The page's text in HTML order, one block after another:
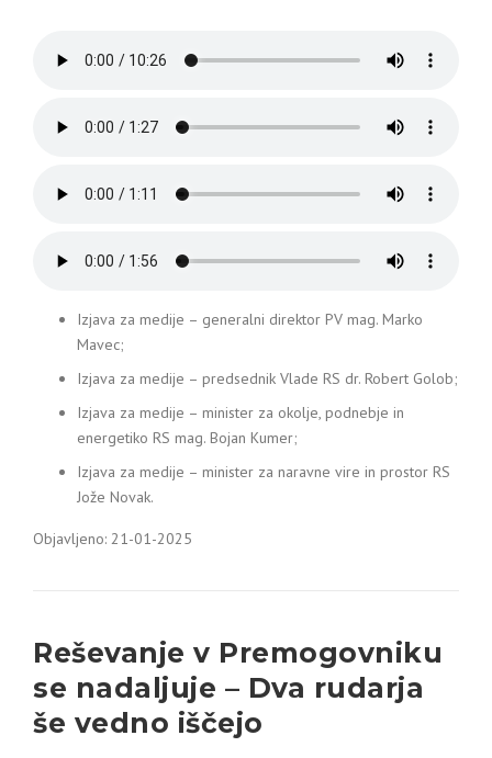
Izjava za medije – generalni direktor PV mag. Marko
Mavec;
Izjava za medije – predsednik Vlade RS dr. Robert Golob;
Izjava za medije – minister za okolje, podnebje in
energetiko RS mag. Bojan Kumer;
Izjava za medije – minister za naravne vire in prostor RS
Jože Novak.
Objavljeno: 21-01-2025
Reševanje v Premogovniku
se nadaljuje – Dva rudarja
še vedno iščejo